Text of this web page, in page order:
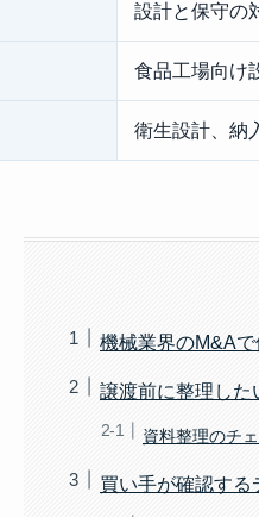
設計と保守の
食品工場向け
衛生設計、納
機械業界のM&A
譲渡前に整理した
資料整理のチ
買い手が確認する